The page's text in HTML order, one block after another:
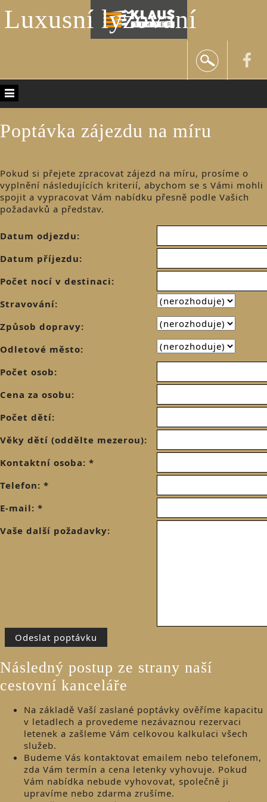
Luxusní lyžování
Poptávka zájezdu na míru
Pokud si přejete zpracovat zájezd na míru, prosíme o
vyplnění následujících kriterií, abychom se s Vámi mohli
spojit a vypracovat Vám nabídku přesně podle Vašich
požadavků a představ.
Datum odjezdu:
Datum příjezdu:
Počet nocí v destinaci:
Stravování:
Způsob dopravy:
Odletové město:
Počet osob:
Cena za osobu:
Počet dětí:
Věky dětí (oddělte mezerou):
Kontaktní osoba: *
Telefon: *
E-mail: *
Vaše další požadavky:
Následný postup ze strany naší
cestovní kanceláře
Na základě Vaší zaslané poptávky ověříme kapacitu
v letadlech a provedeme nezávaznou rezervaci
letenek a zašleme Vám celkovou kalkulaci všech
služeb.
Budeme Vás kontaktovat emailem nebo telefonem,
zda Vám termín a cena letenky vyhovuje. Pokud
Vám nabídka nebude vyhovovat, společně ji
upravíme nebo zdarma zrušíme.